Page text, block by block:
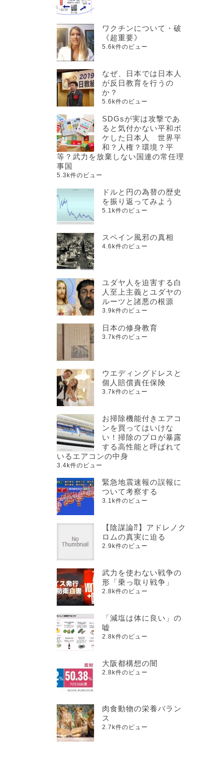
ワクチンについて・破
《超重要》
5.6k件のビュー
なぜ、日本では日本人
が反日教育を行うの
か？
5.6k件のビュー
SDGsが実は攻撃であ
ると気付かない平和ボ
ケした日本人 世界平
和？人権？環境？平
等？武力を放棄しない国連の常任理
事国
5.3k件のビュー
ドルと円の為替の歴史
を振り返ってみよう
5.1k件のビュー
スペイン風邪の真相
4.6k件のビュー
ユダヤ人を迫害する白
人至上主義とユダヤの
ルーツと諸悪の根源
3.9k件のビュー
日本の修身教育
3.7k件のビュー
ウエディングドレスと
個人賠償責任保険
3.7k件のビュー
お掃除機能付きエアコ
ンを買ってはいけな
い！掃除のプロが暴露
する高性能と呼ばれて
いるエアコンの中身
3.4k件のビュー
緊急地震速報の誤報に
ついて考察する
3.1k件のビュー
【陰謀論⁇】アドレノク
ロムの真実に迫る
2.9k件のビュー
武力を使わない戦争の
形「乗っ取り戦争」
2.8k件のビュー
「減塩は体に良い」の
嘘
2.8k件のビュー
大阪都構想の闇
2.8k件のビュー
肉食動物の栄養バラン
ス
2.7k件のビュー